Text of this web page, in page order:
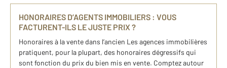
HONORAIRES D’AGENTS IMMOBILIERS : VOUS
FACTURENT-ILS LE JUSTE PRIX ?
Honoraires à la vente dans l’ancien Les agences immobilières
pratiquent, pour la plupart, des honoraires dégressifs qui
sont fonction du prix du bien mis en vente. Comptez autour